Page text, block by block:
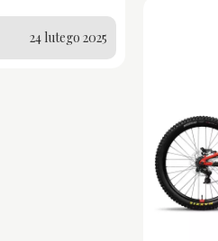
24 lutego 2025